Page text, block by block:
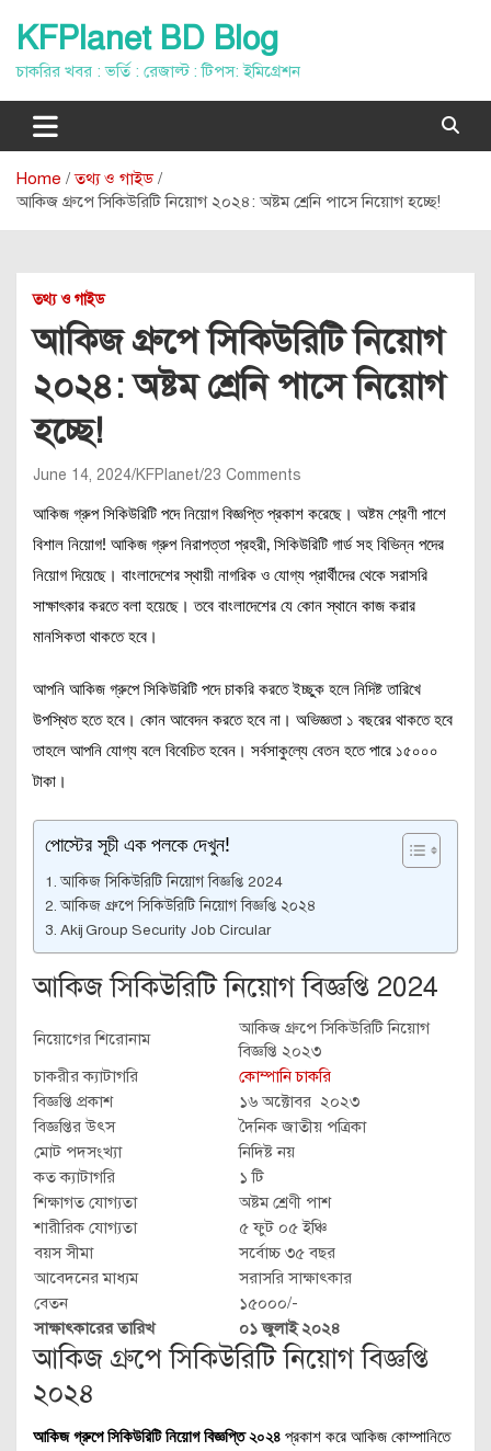
content
KFPlanet BD Blog
চাকরির খবর : ভর্তি : রেজাল্ট : টিপস: ইমিগ্রেশন
Home
তথ্য ও গাইড
আকিজ গ্রুপে সিকিউরিটি নিয়োগ ২০২৪: অষ্টম শ্রেনি পাসে নিয়োগ হচ্ছে!
তথ্য ও গাইড
আকিজ গ্রুপে সিকিউরিটি নিয়োগ
২০২৪: অষ্টম শ্রেনি পাসে নিয়োগ
হচ্ছে!
June 14, 2024 KFPlanet 23 Comments
আকিজ গ্রুপ সিকিউরিটি পদে নিয়োগ বিজ্ঞপ্তি প্রকাশ করেছে। অষ্টম শ্রেণী পাশে
বিশাল নিয়োগ! আকিজ গ্রুপ নিরাপত্তা প্রহরী, সিকিউরিটি গার্ড সহ বিভিন্ন পদের
নিয়োগ দিয়েছে। বাংলাদেশের স্থায়ী নাগরিক ও যোগ্য প্রার্থীদের থেকে সরাসরি
সাক্ষাৎকার করতে বলা হয়েছে। তবে বাংলাদেশের যে কোন স্থানে কাজ করার
মানসিকতা থাকতে হবে।
আপনি আকিজ গ্রুপে সিকিউরিটি পদে চাকরি করতে ইচ্ছুক হলে নিদিষ্ট তারিখে
উপস্থিত হতে হবে। কোন আবেদন করতে হবে না। অভিজ্ঞতা ১ বছরের থাকতে হবে
তাহলে আপনি যোগ্য বলে বিবেচিত হবেন। সর্বসাকুল্যে বেতন হতে পারে ১৫০০০
টাকা।
পোস্টের সূচী এক পলকে দেখুন!
আকিজ সিকিউরিটি নিয়োগ বিজ্ঞপ্তি 2024
আকিজ গ্রুপে সিকিউরিটি নিয়োগ বিজ্ঞপ্তি ২০২৪
Akij Group Security Job Circular
আকিজ সিকিউরিটি নিয়োগ বিজ্ঞপ্তি 2024
নিয়োগের শিরোনাম
আকিজ গ্রুপে সিকিউরিটি নিয়োগ
বিজ্ঞপ্তি ২০২৩
চাকরীর ক্যাটাগরি
কোম্পানি চাকরি
বিজ্ঞপ্তি প্রকাশ
১৬ অক্টোবর ২০২৩
বিজ্ঞপ্তির উৎস
দৈনিক জাতীয় পত্রিকা
মোট পদসংখ্যা
নিদিষ্ট নয়
কত ক্যাটাগরি
১ টি
শিক্ষাগত যোগ্যতা
অষ্টম শ্রেণী পাশ
শারীরিক যোগ্যতা
৫ ফুট ০৫ ইঞ্চি
বয়স সীমা
সর্বোচ্চ ৩৫ বছর
আবেদনের মাধ্যম
সরাসরি সাক্ষাৎকার
বেতন
১৫০০০/-
সাক্ষাৎকারের তারিখ
০১ জুলাই ২০২৪
আকিজ গ্রুপে সিকিউরিটি নিয়োগ বিজ্ঞপ্তি
২০২৪
আকিজ গ্রুপে সিকিউরিটি নিয়োগ বিজ্ঞপ্তি ২০২৪ প্রকাশ করে আকিজ কোম্পানিতে